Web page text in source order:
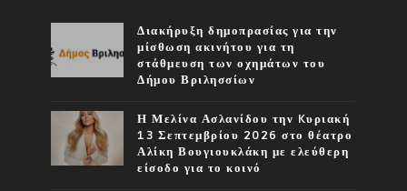
Διακήρυξη δημοπρασίας για την
μίσθωση ακινήτου για τη
στάθμευση των οχημάτων του
Δήμου Βριλησσίων
Η Μελίνα Ασλανίδου την Kυριακή
13 Σεπτεμβρίου 2026 στο θέατρο
Αλίκη Βουγιουκλάκη με ελεύθερη
είσοδο για το κοινό